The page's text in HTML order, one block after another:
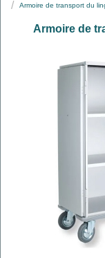
Armoire de transport du
Armoire de